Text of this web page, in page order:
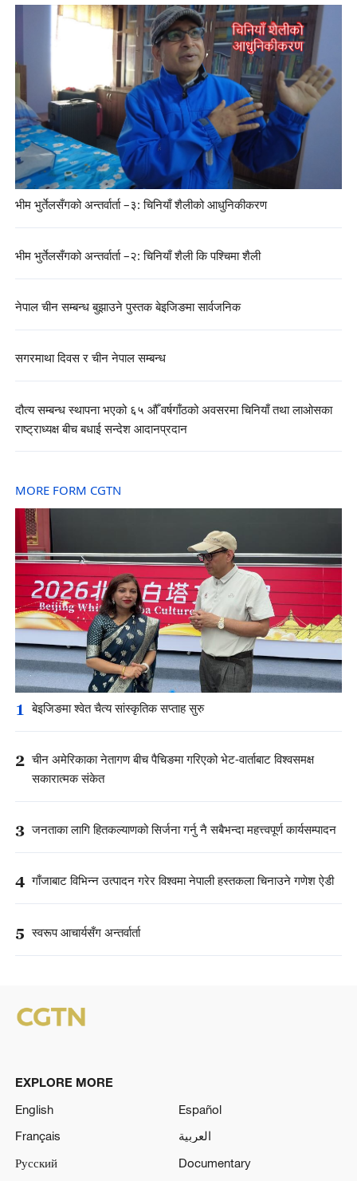
भीम भुर्तेलसँगको अन्तर्वार्ता –३: चिनियाँ शैलीको आधुनिकीकरण
भीम भुर्तेलसँगको अन्तर्वार्ता –२: चिनियाँ शैली कि पश्चिमा शैली
नेपाल चीन सम्बन्ध बुझाउने पुस्तक बेइजिङमा सार्वजनिक
सगरमाथा दिवस र चीन नेपाल सम्बन्ध
दौत्य सम्बन्ध स्थापना भएको ६५ औँ वर्षगाँठको अवसरमा चिनियाँ तथा लाओसका
राष्ट्राध्यक्ष बीच बधाई सन्देश आदानप्रदान
MORE FORM CGTN
1 बेइजिङमा श्वेत चैत्य सांस्कृतिक सप्ताह सुरु
2 चीन अमेरिकाका नेतागण बीच पैचिङमा गरिएको भेट-वार्ताबाट विश्वसमक्ष
सकारात्मक संकेत
3 जनताका लागि हितकल्याणको सिर्जना गर्नु नै सबैभन्दा महत्त्वपूर्ण कार्यसम्पादन
4 गाँजाबाट विभिन्न उत्पादन गरेर विश्वमा नेपाली हस्तकला चिनाउने गणेश ऐडी
5 स्वरूप आचार्यसँग अन्तर्वार्ता
EXPLORE MORE
English
Español
Français
العربية
Русский
Documentary